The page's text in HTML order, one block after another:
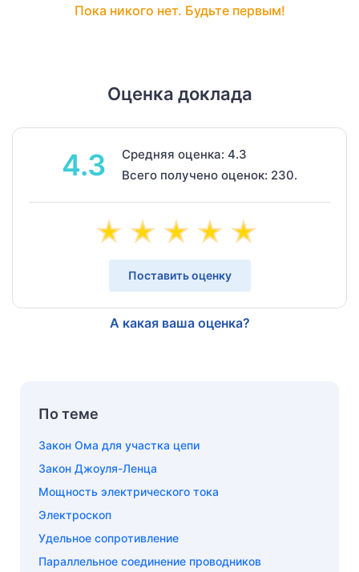
Пока никого нет. Будьте первым!
Оценка доклада
4.3
Средняя оценка: 4.3
Всего получено оценок: 230.
Поставить оценку
А какая ваша оценка?
По теме
Закон Ома для участка цепи
Закон Джоуля-Ленца
Мощность электрического тока
Электроскоп
Удельное сопротивление
Параллельное соединение проводников